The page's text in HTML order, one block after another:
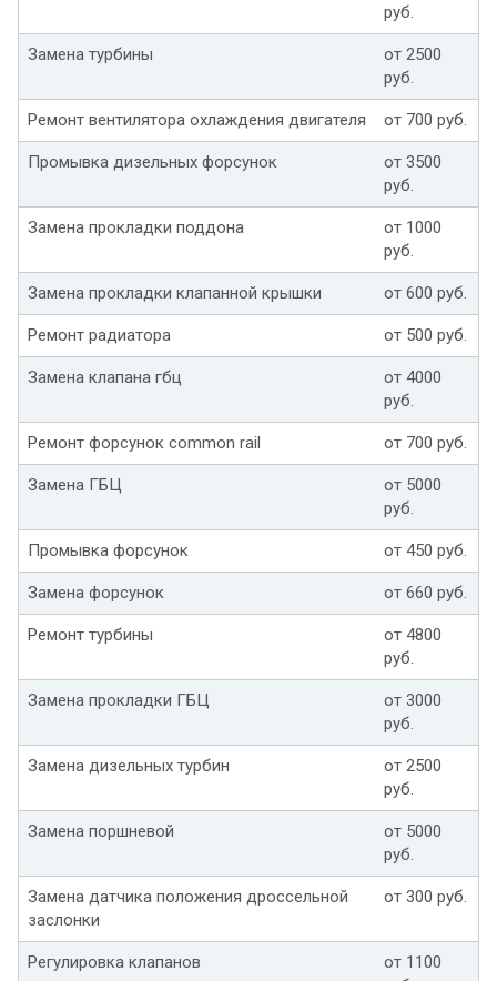
руб.
Замена турбины
от 2500
руб.
Ремонт вентилятора охлаждения двигателя от 700 руб.
Промывка дизельных форсунок
от 3500
руб.
Замена прокладки поддона
от 1000
руб.
Замена прокладки клапанной крышки от 600 руб.
Ремонт радиатора от 500 руб.
Замена клапана гбц
от 4000
руб.
Ремонт форсунок common rail от 700 руб.
Замена ГБЦ
от 5000
руб.
Промывка форсунок от 450 руб.
Замена форсунок от 660 руб.
Ремонт турбины
от 4800
руб.
Замена прокладки ГБЦ
от 3000
руб.
Замена дизельных турбин
от 2500
руб.
Замена поршневой
от 5000
руб.
Замена датчика положения дроссельной
заслонки
от 300 руб.
Регулировка клапанов
от 1100